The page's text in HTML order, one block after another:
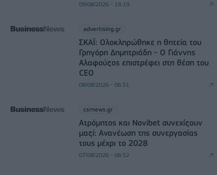
09/08/2026 - 19:19
advertising.gr
ΣΚΑΪ: Ολοκληρώθηκε η θητεία του
Γρηγόρη Δημητριάδη - Ο Γιάννης
Αλαφούζος επιστρέφει στη θέση του
CEO
08/08/2026 - 06:51
csrnews.gr
Ατρόμητος και Novibet συνεχίζουν
μαζί: Ανανέωση της συνεργασίας
τους μέχρι το 2028
07/08/2026 - 08:52